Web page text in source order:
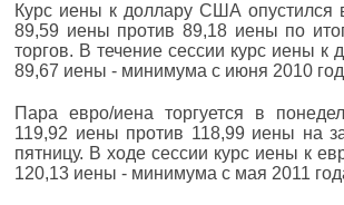
Курс иены к доллару США опустился
89,59 иены против 89,18 иены по
торгов. В течение сессии курс иены к
89,67 иены - минимума с июня 2010
Пара евро/иена торгуется в
119,92 иены против 118,99 иены на
пятницу. В ходе сессии курс иены к
120,13 иены - минимума с мая 2011